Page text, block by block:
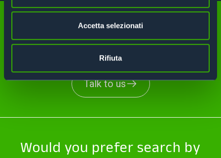
Accetta selezionati
Rifiuta
Can't you find what you need?
Talk to us
Would you prefer search by